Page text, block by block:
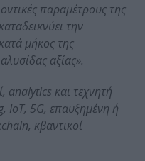
παραμέτρους της
την
μήκος της
αξίας».
analytics και τεχνητή
, IoT, 5G, επαυξημένη ή
, κβαντικοί